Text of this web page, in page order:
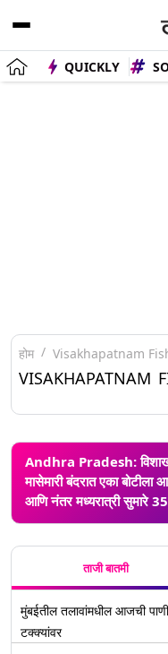
QUICKLY
होम Visakhapatnam
VISAKHAPATNAM
Andhra Pradesh:
मासेमारी बंदरात एका बोटीला
आणि नंतर मध्यरात्री सुमारे
यंत्रीकृत नौकांमध्ये पसरली,
ताजी बातमी
मुंबईतील तलावांमधील आजची
टक्क्यांवर